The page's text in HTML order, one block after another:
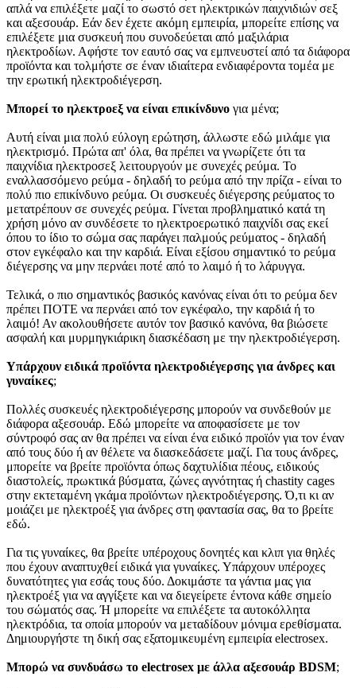
απλά να επιλέξετε μαζί το σωστό σετ ηλεκτρικών παιχνιδιών σεξ
και αξεσουάρ. Εάν δεν έχετε ακόμη εμπειρία, μπορείτε επίσης να
επιλέξετε μια συσκευή που συνοδεύεται από μαξιλάρια
ηλεκτροδίων. Αφήστε τον εαυτό σας να εμπνευστεί από τα διάφορα
προϊόντα και τολμήστε σε έναν ιδιαίτερα ενδιαφέροντα τομέα με
την ερωτική ηλεκτροδιέγερση.
Μπορεί το ηλεκτροεξ να είναι επικίνδυνο για μένα;
Αυτή είναι μια πολύ εύλογη ερώτηση, άλλωστε εδώ μιλάμε για
ηλεκτρισμό. Πρώτα απ' όλα, θα πρέπει να γνωρίζετε ότι τα
παιχνίδια ηλεκτροσεξ λειτουργούν με συνεχές ρεύμα. Το
εναλλασσόμενο ρεύμα - δηλαδή το ρεύμα από την πρίζα - είναι το
πολύ πιο επικίνδυνο ρεύμα. Οι συσκευές διέγερσης ρεύματος το
μετατρέπουν σε συνεχές ρεύμα. Γίνεται προβληματικό κατά τη
χρήση μόνο αν συνδέσετε το ηλεκτροερωτικό παιχνίδι σας εκεί
όπου το ίδιο το σώμα σας παράγει παλμούς ρεύματος - δηλαδή
στον εγκέφαλο και την καρδιά. Είναι εξίσου σημαντικό το ρεύμα
διέγερσης να μην περνάει ποτέ από το λαιμό ή το λάρυγγα.
Τελικά, ο πιο σημαντικός βασικός κανόνας είναι ότι το ρεύμα δεν
πρέπει ΠΟΤΕ να περνάει από τον εγκέφαλο, την καρδιά ή το
λαιμό! Αν ακολουθήσετε αυτόν τον βασικό κανόνα, θα βιώσετε
ασφαλή και μυρμηγκιάρικη διασκέδαση με την ηλεκτροδιέγερση.
Υπάρχουν ειδικά προϊόντα ηλεκτροδιέγερσης για άνδρες και
γυναίκες;
Πολλές συσκευές ηλεκτροδιέγερσης μπορούν να συνδεθούν με
διάφορα αξεσουάρ. Εδώ μπορείτε να αποφασίσετε με τον
σύντροφό σας αν θα πρέπει να είναι ένα ειδικό προϊόν για τον έναν
από τους δύο ή αν θέλετε να διασκεδάσετε μαζί. Για τους άνδρες,
μπορείτε να βρείτε προϊόντα όπως δαχτυλίδια πέους, ειδικούς
διαστολείς, πρωκτικά βύσματα, ζώνες αγνότητας ή chastity cages
στην εκτεταμένη γκάμα προϊόντων ηλεκτροδιέγερσης. Ό,τι κι αν
μοιάζει με ηλεκτροέξ για άνδρες στη φαντασία σας, θα το βρείτε
εδώ.
Για τις γυναίκες, θα βρείτε υπέροχους δονητές και κλιπ για θηλές
που έχουν αναπτυχθεί ειδικά για γυναίκες. Υπάρχουν υπέροχες
δυνατότητες για εσάς τους δύο. Δοκιμάστε τα γάντια μας για
ηλεκτροέξ για να αγγίξετε και να διεγείρετε έντονα κάθε σημείο
του σώματός σας. Ή μπορείτε να επιλέξετε τα αυτοκόλλητα
ηλεκτρόδια, τα οποία μπορούν να μεταδίδουν μόνιμα ερεθίσματα.
Δημιουργήστε τη δική σας εξατομικευμένη εμπειρία electrosex.
Μπορώ να συνδυάσω το electrosex με άλλα αξεσουάρ BDSM;